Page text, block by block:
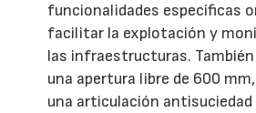
funcionalidades específicas
facilitar la explotación y
las infraestructuras. También
una apertura libre de 600
una articulación antisuciedad